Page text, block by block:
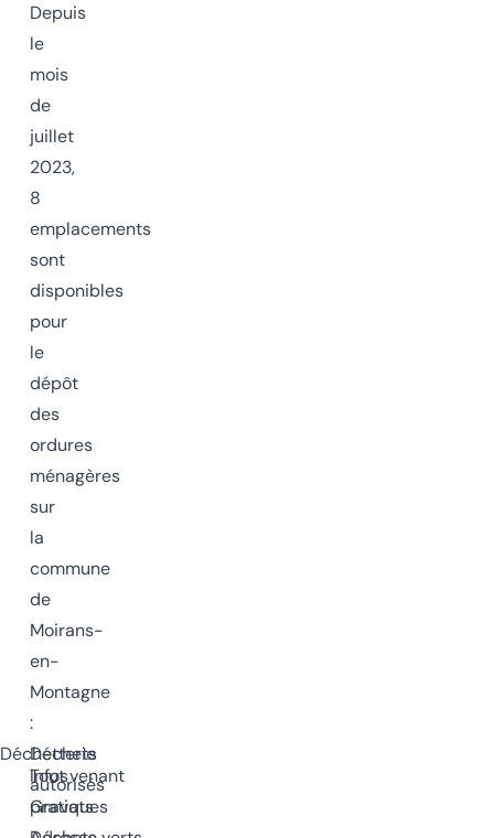
Depuis
le
mois
de
juillet
2023,
8
emplacements
sont
disponibles
pour
le
dépôt
des
ordures
ménagères
sur
la
commune
de
Moirans-
en-
Montagne
:
Déchetterie
Infos
pratiques
Déchets
autorisés
Tout venant
Gravats